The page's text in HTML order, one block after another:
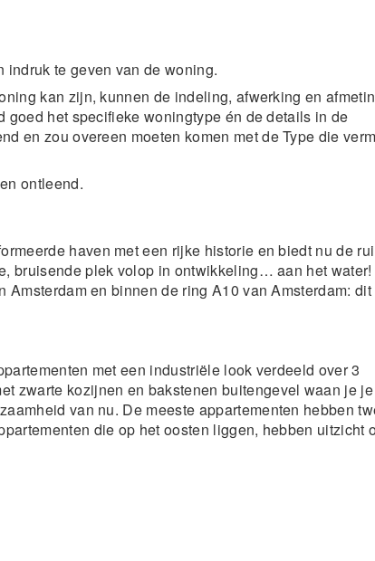
te geven van de woning.
kan zijn, kunnen de indeling, afwerking en
het specifieke woningtype én de details in de
en zou overeen moeten komen met de Type die
ontleend.
haven met een rijke historie en biedt nu de
bruisende plek volop in ontwikkeling… aan het water!
en binnen de ring A10 van Amsterdam:
met een industriële look verdeeld over 3
zwarte kozijnen en bakstenen buitengevel waan je
van nu. De meeste appartementen hebben
die op het oosten liggen, hebben uitzicht